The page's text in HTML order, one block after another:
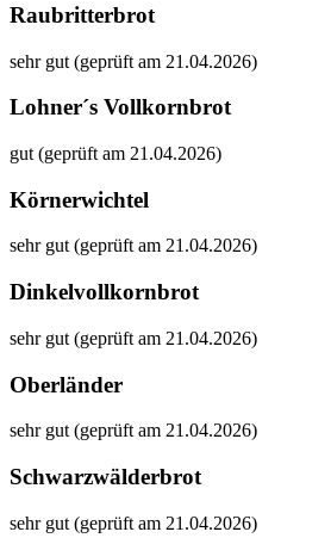
Raubritterbrot
sehr gut (geprüft am 21.04.2026)
Lohner´s Vollkornbrot
gut (geprüft am 21.04.2026)
Körnerwichtel
sehr gut (geprüft am 21.04.2026)
Dinkelvollkornbrot
sehr gut (geprüft am 21.04.2026)
Oberländer
sehr gut (geprüft am 21.04.2026)
Schwarzwälderbrot
sehr gut (geprüft am 21.04.2026)